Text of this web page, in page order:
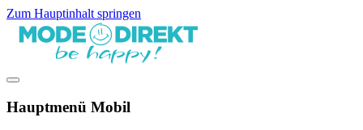
Zum Hauptinhalt springen
Hauptmenü Mobil